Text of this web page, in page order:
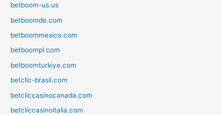
betboom-us.us
betboomde.com
betboommexico.com
betboompl.com
betboomturkiye.com
betclic-brasil.com
betcliccasinocanada.com
betcliccasinoitalia.com